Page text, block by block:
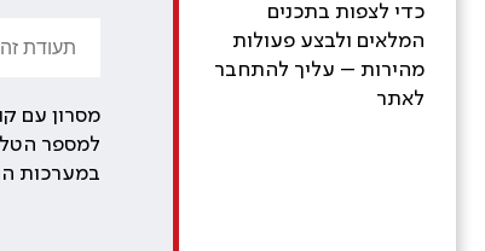
כדי לצפות בתכנים
המלאים ולבצע פעולות
מהירות – עליך להתחבר
לאתר
מסרון עם
למספר
במערכות